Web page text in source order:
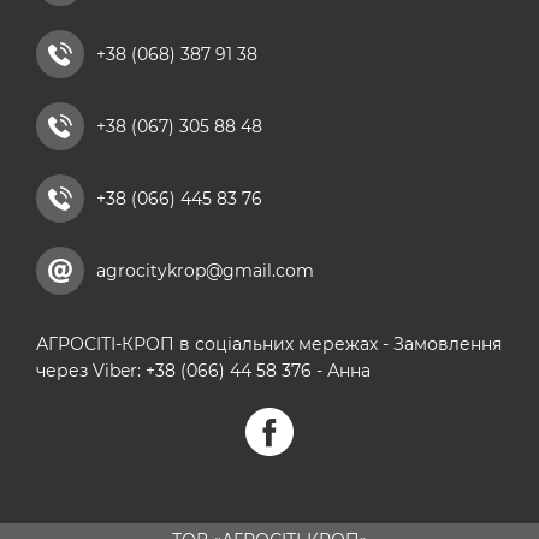
кальцієві добрива+38 (068) 387 91 38
+38 (067) 305 88 48
+38 (066) 445 83 76
agrocitykrop@gmail.com
АГРОСІТІ-КРОП в соціальних мережах - Замовлення
через Viber: +38 (066) 44 58 376 - Анна